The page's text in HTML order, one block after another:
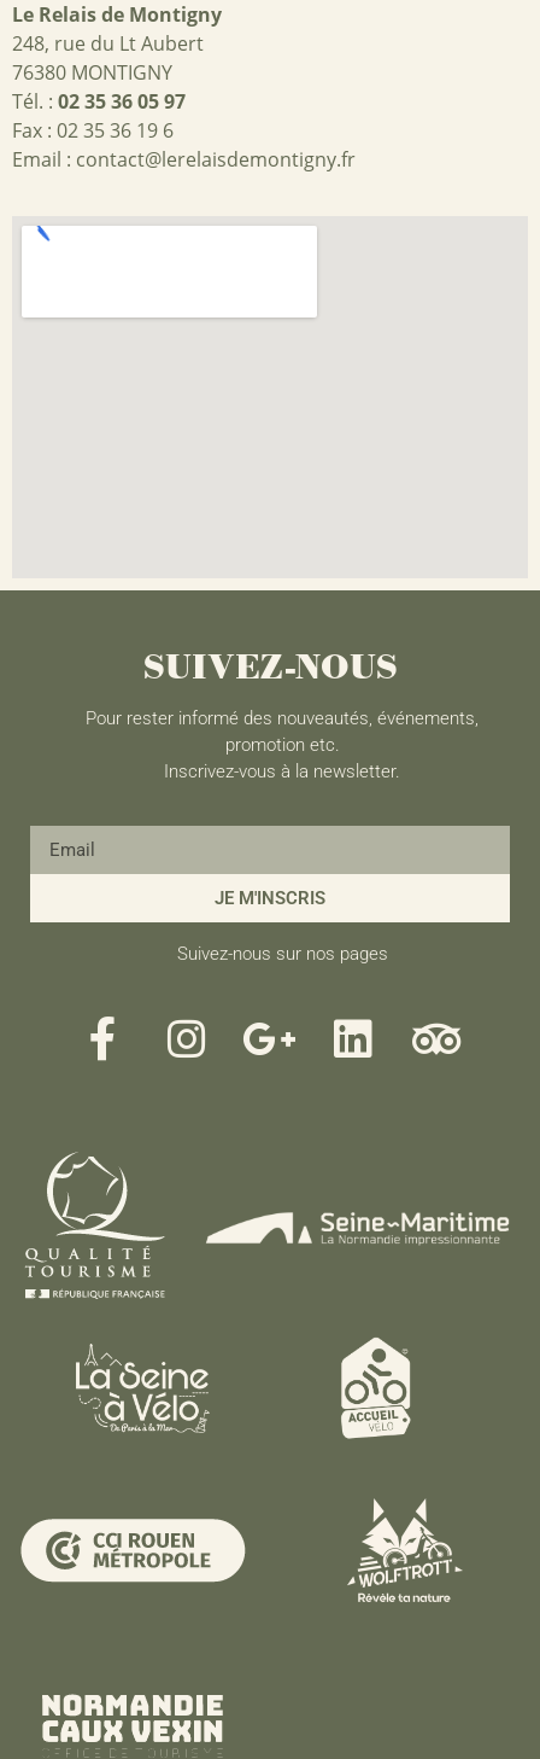
Le Relais de Montigny
248, rue du Lt Aubert
76380 MONTIGNY
Tél. : 02 35 36 05 97
Fax : 02 35 36 19 6
Email : contact@lerelaisdemontigny.fr
SUIVEZ-NOUS
Pour rester informé des nouveautés, événements,
promotion etc.
Inscrivez-vous à la newsletter.
JE M'INSCRIS
Suivez-nous sur nos pages